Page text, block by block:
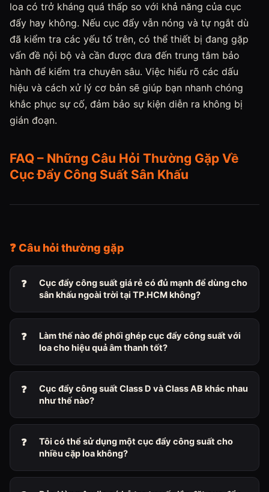
loa có trở kháng quá thấp so với khả năng của cục
đẩy hay không. Nếu cục đẩy vẫn nóng và tự ngắt dù
đã kiểm tra các yếu tố trên, có thể thiết bị đang gặp
vấn đề nội bộ và cần được đưa đến trung tâm bảo
hành để kiểm tra chuyên sâu. Việc hiểu rõ các dấu
hiệu và cách xử lý cơ bản sẽ giúp bạn nhanh chóng
khắc phục sự cố, đảm bảo sự kiện diễn ra không bị
gián đoạn.
FAQ – Những Câu Hỏi Thường Gặp Về
Cục Đẩy Công Suất Sân Khấu
❓ Câu hỏi thường gặp
Cục đẩy công suất giá rẻ có đủ mạnh để dùng cho
sân khấu ngoài trời tại TP.HCM không?
Làm thế nào để phối ghép cục đẩy công suất với
loa cho hiệu quả âm thanh tốt?
Cục đẩy công suất Class D và Class AB khác nhau
như thế nào?
Tôi có thể sử dụng một cục đẩy công suất cho
nhiều cặp loa không?